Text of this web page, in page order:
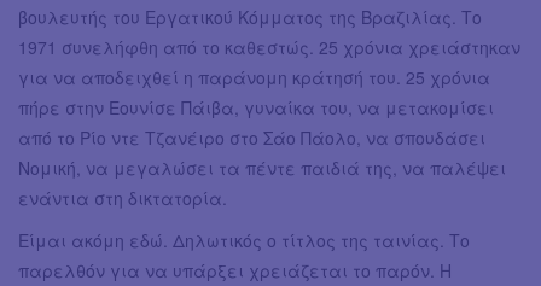
βουλευτής του Εργατικού Κόμματος της Βραζιλίας. Το
1971 συνελήφθη από το καθεστώς. 25 χρόνια χρειάστηκαν
για να αποδειχθεί η παράνομη κράτησή του. 25 χρόνια
πήρε στην Εουνίσε Πάιβα, γυναίκα του, να μετακομίσει
από το Ρίο ντε Τζανέιρο στο Σάο Πάολο, να σπουδάσει
Νομική, να μεγαλώσει τα πέντε παιδιά της, να παλέψει
ενάντια στη δικτατορία.
Είμαι ακόμη εδώ. Δηλωτικός ο τίτλος της ταινίας. Το
παρελθόν για να υπάρξει χρειάζεται το παρόν. Η